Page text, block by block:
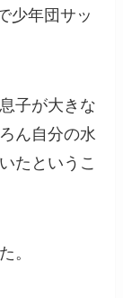
少年団サッ
子が大きな
ん自分の水
たというこ
。